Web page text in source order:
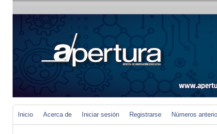
Inicio Acerca de Iniciar sesión Registrarse Números